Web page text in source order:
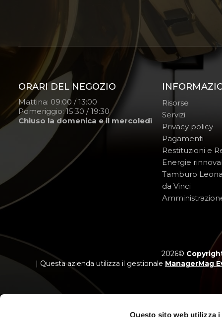
Questo sito web utilizza i
ORARI DEL NEGOZIO
Mattina: 09:00 / 13:00
Pomeriggio: 15:30 / 19:30
Chiuso la domenica e il mercoledì
Risorse
Servizi
Privacy policy
Pagamenti
Restituzioni e
Energie
Tamburo
da Vinci
2026©
| Questa azienda utilizza il gestionale ManagerMag